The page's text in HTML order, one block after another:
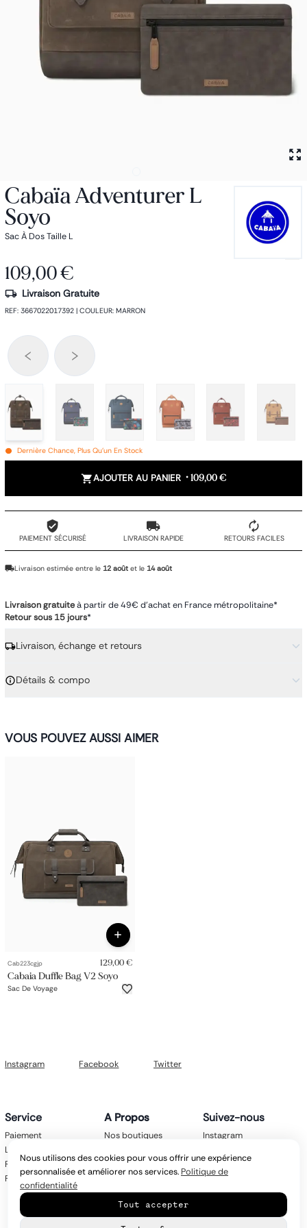
Bagagerie
Accessoires
Sac de voyage
Cabaïa Adventurer L
Soyo
Sac À Dos Taille L
109,00 €
Livraison Gratuite
REF: 3667022017392 | COULEUR: MARRON
Dernière Chance, Plus Qu'un En Stock
AJOUTER AU PANIER • 109,00 €
PAIEMENT SÉCURISÉ LIVRAISON RAPIDE RETOURS FACILES
Livraison estimée entre le 12 août et le 14 août
Livraison gratuiteà partir de 49€ d'achat en France métropolitaine*
Retour sous 15 jours*
Livraison, échange et retours
Détails & compo
VOUS POUVEZ AUSSI AIMER
Cab223cgjp 129,00 €
Cabaia Duffle Bag V2 Soyo
Sac De Voyage
Instagram Facebook Twitter
Service
Paiement
Livraison
Retours
FAQ
A Propos
Nos boutiques
Mentions légales
CGV
Politique de
confidentialité
Suivez-nous
Instagram
Twitter
Nous utilisons des cookies pour vous offrir une expérience
personnalisée et améliorer nos services. Politique de
confidentialité
Tout accepter